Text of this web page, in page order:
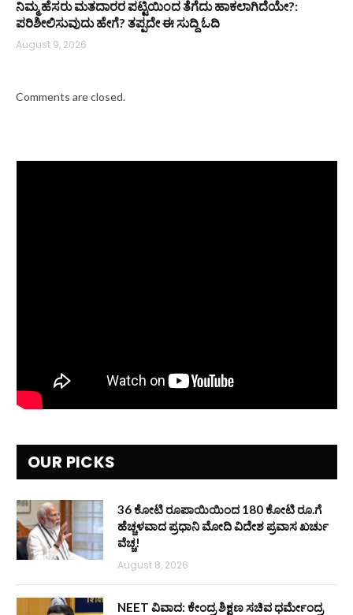
ನಿಮ್ಮ ಹೆಸರು ಮತದಾರರ ಪಟ್ಟಿಯಿಂದ ತೆಗೆದು ಹಾಕಲಾಗಿದೆಯೇ?:
ಪರಿಶೀಲಿಸುವುದು ಹೇಗೆ? ತಪ್ಪದೇ ಈ ಸುದ್ದಿ ಓದಿ
August 9, 2026
Comments are closed.
OUR PICKS
36 ಕೋಟಿ ರೂಪಾಯಿಯಿಂದ 180 ಕೋಟಿ ರೂ.ಗೆ
ಹೆಚ್ಚಳವಾದ ಪ್ರಧಾನಿ ಮೋದಿ ವಿದೇಶ ಪ್ರವಾಸ ಖರ್ಚು
ವೆಚ್ಚ!
August 8, 2026
NEET ವಿವಾದ: ಕೇಂದ್ರ ಶಿಕ್ಷಣ ಸಚಿವ ಧರ್ಮೇಂದ್ರ